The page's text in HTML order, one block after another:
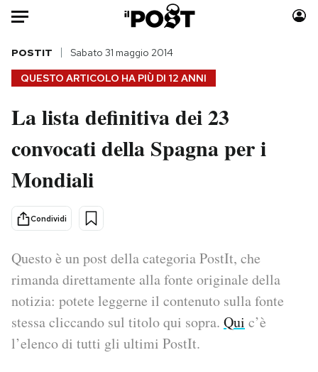
Auto
HOME
Italia
Politica
Tecnologia
Scienza
Economia
Sport
Moda
Consumismi
Altrecose
Mondiali calcio 2026
PODCAST
QUESTO ARTICOLO HA PIÙ DI 12 ANNI
POSTIT Sabato 31 maggio 2014
La lista definitiva dei 23
convocati della Spagna per i
Mondiali
Condividi
Questo è un post della categoria PostIt, che
rimanda direttamente alla fonte originale della
notizia: potete leggerne il contenuto sulla fonte
stessa cliccando sul titolo qui sopra. Qui c’è
l’elenco di tutti gli ultimi PostIt.